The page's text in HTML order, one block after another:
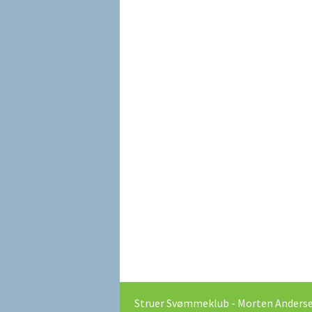
Struer Svømmeklub - Morten